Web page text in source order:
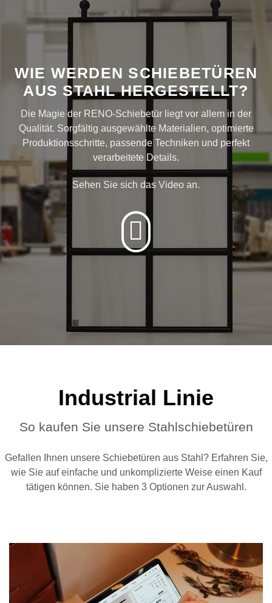
WIE WERDEN SCHIEBETÜREN
AUS STAHL HERGESTELLT?
Die Magie der RENO-Schiebetür liegt vor allem in der
Qualität. Sorgfältig ausgewählte Materialien, optimierte
Produktionsschritte, passende Techniken und perfekt
verarbeitete Details.
Sehen Sie sich das Video an.
Industrial Linie
So kaufen Sie unsere Stahlschiebetüren
Gefallen Ihnen unsere Schiebetüren aus Stahl? Erfahren Sie,
wie Sie auf einfache und unkomplizierte Weise einen Kauf
tätigen können. Sie haben 3 Optionen zur Auswahl.